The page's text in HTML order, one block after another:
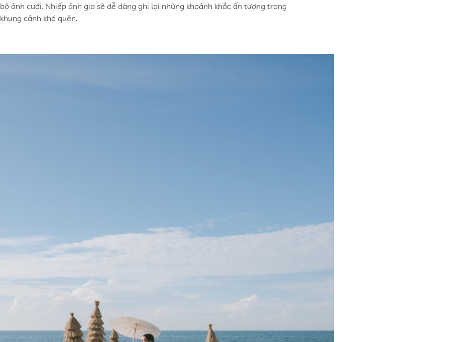
bộ ảnh cưới. Nhiếp ảnh gia sẽ dễ dàng ghi lại những khoảnh khắc ấn tượng trong
khung cảnh khó quên.